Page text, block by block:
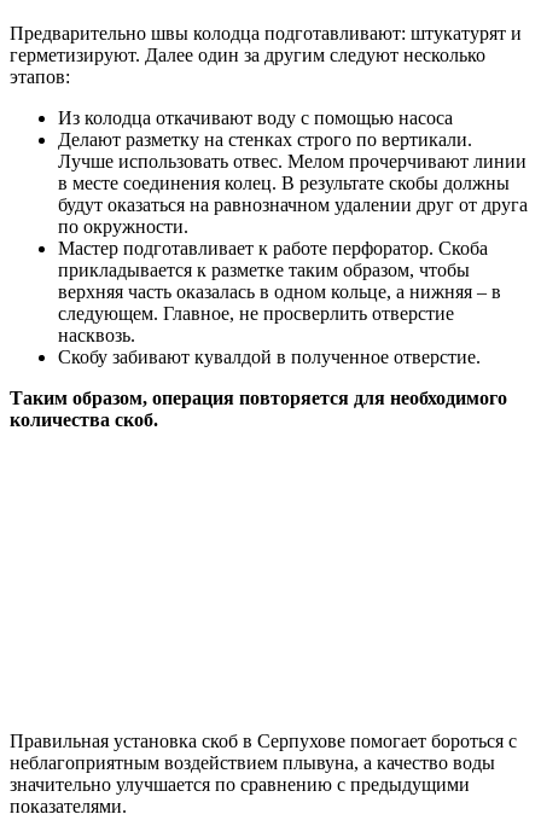
Предварительно швы колодца подготавливают: штукатурят и
герметизируют. Далее один за другим следуют несколько
этапов:
Из колодца откачивают воду с помощью насоса
Делают разметку на стенках строго по вертикали.
Лучше использовать отвес. Мелом прочерчивают линии
в месте соединения колец. В результате скобы должны
будут оказаться на равнозначном удалении друг от друга
по окружности.
Мастер подготавливает к работе перфоратор. Скоба
прикладывается к разметке таким образом, чтобы
верхняя часть оказалась в одном кольце, а нижняя – в
следующем. Главное, не просверлить отверстие
насквозь.
Скобу забивают кувалдой в полученное отверстие.
Таким образом, операция повторяется для необходимого
количества скоб.
Правильная установка скоб в Серпухове помогает бороться с
неблагоприятным воздействием плывуна, а качество воды
значительно улучшается по сравнению с предыдущими
показателями.